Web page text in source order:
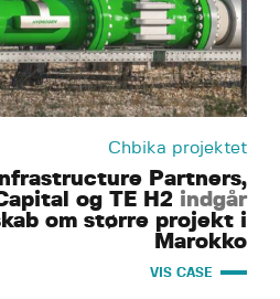
Chbika projektet
Partners,
og TE H2 indgår
om større projekt i
Marokko
VIS CASE